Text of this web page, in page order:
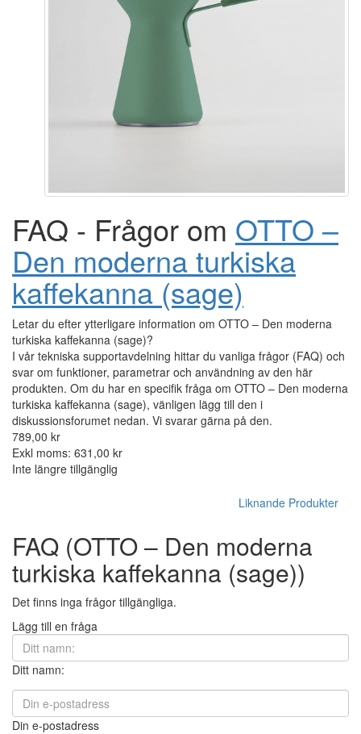
FAQ - Frågor om OTTO –
Den moderna turkiska
kaffekanna (sage)
Letar du efter ytterligare information om OTTO – Den moderna
turkiska kaffekanna (sage)?
I vår tekniska supportavdelning hittar du vanliga frågor (FAQ) och
svar om funktioner, parametrar och användning av den här
produkten. Om du har en specifik fråga om OTTO – Den moderna
turkiska kaffekanna (sage), vänligen lägg till den i
diskussionsforumet nedan. Vi svarar gärna på den.
789,00 kr
Exkl moms: 631,00 kr
Inte längre tillgänglig
Liknande Produkter
FAQ (OTTO – Den moderna
turkiska kaffekanna (sage))
Det finns inga frågor tillgängliga.
Lägg till en fråga
Ditt namn:
Din e-postadress